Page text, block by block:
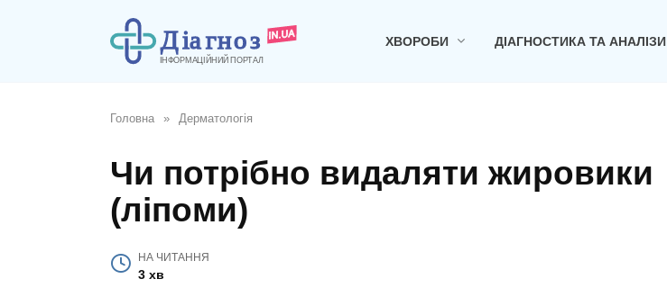
ХВОРОБИ ДІАГНОСТИКА ТА АНАЛІЗИ
Головна » Дерматологія
Чи потрібно видаляти жировики
(ліпоми)
НА ЧИТАННЯ
3 хв